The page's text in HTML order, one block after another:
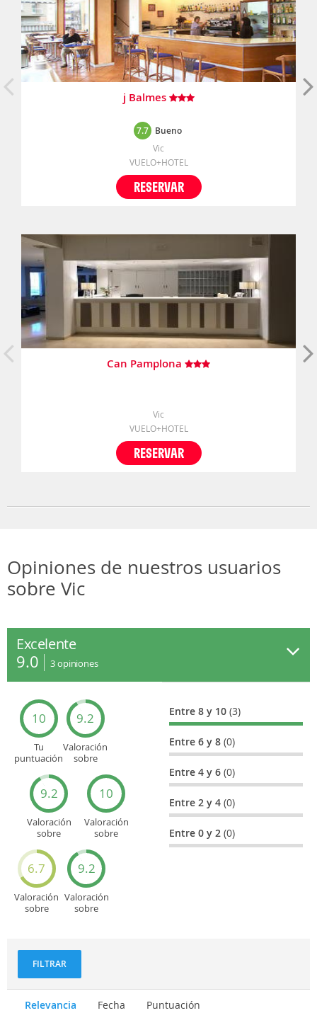
j Balmes
7.7 Bueno
Vic
VUELO+HOTEL
RESERVAR
Can Pamplona
Vic
VUELO+HOTEL
RESERVAR
Opiniones de nuestros usuarios
sobre Vic
Excelente
9.0 3opiniones
10
Tu
puntuación
9.2
Valoración
sobre
9.2
Valoración
sobre
10
Valoración
sobre
turísticos
6.7
Valoración
sobre
9.2
Valoración
sobre
Entre 8 y 10(3)
Entre 6 y 8(0)
Entre 4 y 6(0)
Entre 2 y 4(0)
Entre 0 y 2(0)
FILTRAR
Relevancia Fecha Puntuación